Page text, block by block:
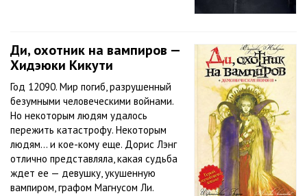
Ди, охотник на вампиров —
Хидэюки Кикути
Год 12090. Мир погиб, разрушенный
безумными человеческими войнами.
Но некоторым людям удалось
пережить катастрофу. Некоторым
людям… и кое-кому еще. Дорис Лэнг
отлично представляла, какая судьба
ждет ее — девушку, укушенную
вампиром, графом Магнусом Ли.